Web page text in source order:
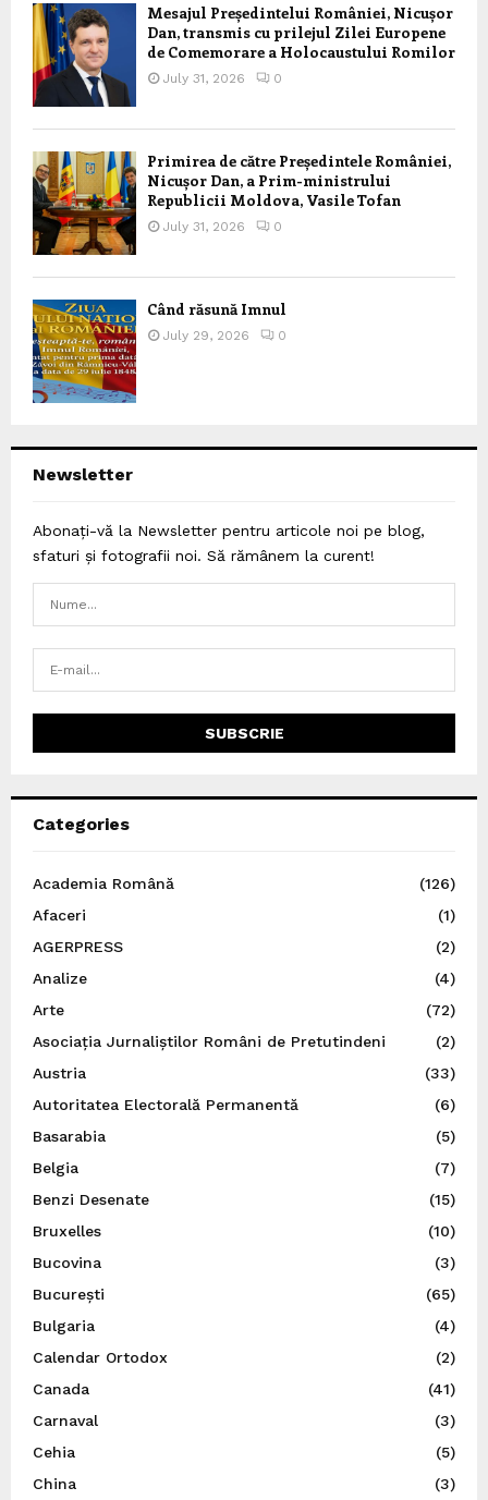
Mesajul Președintelui României, Nicușor
Dan, transmis cu prilejul Zilei Europene
de Comemorare a Holocaustului Romilor
July 31, 2026 0
Primirea de către Președintele României,
Nicușor Dan, a Prim-ministrului
Republicii Moldova, Vasile Tofan
July 31, 2026 0
Când răsună Imnul
July 29, 2026 0
Newsletter
Abonați-vă la Newsletter pentru articole noi pe blog,
sfaturi și fotografii noi. Să rămânem la curent!
Categories
Academia Română
(126)
Afaceri
(1)
AGERPRESS
(2)
Analize
(4)
Arte
(72)
Asociația Jurnaliștilor Români de Pretutindeni
(2)
Austria
(33)
Autoritatea Electorală Permanentă
(6)
Basarabia
(5)
Belgia
(7)
Benzi Desenate
(15)
Bruxelles
(10)
Bucovina
(3)
București
(65)
Bulgaria
(4)
Calendar Ortodox
(2)
Canada
(41)
Carnaval
(3)
Cehia
(5)
China
(3)